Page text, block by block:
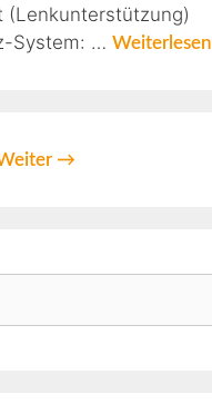
(Lenkunterstützung)
System: … Weiterlesen
→